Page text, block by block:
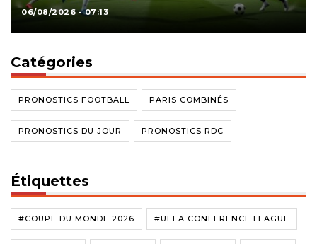
06/08/2026 - 07:13
Catégories
PRONOSTICS FOOTBALL PARIS COMBINÉS
PRONOSTICS DU JOUR PRONOSTICS RDC
Étiquettes
#COUPE DU MONDE 2026 #UEFA CONFERENCE LEAGUE